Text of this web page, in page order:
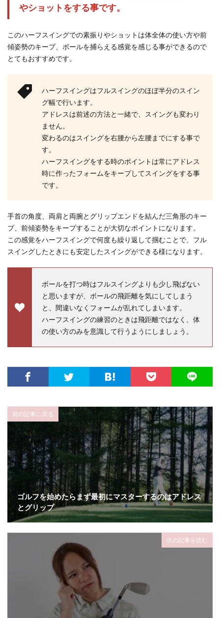
やショットをする事です。
このハーフスイングでの素振りやショットは体全体の使い方や前
傾姿勢のキープ、ボールを捕らえる感覚を感じる事ができるので
とてもおすすめです。
ハーフスイングはフルスイングのほぼ半分のスイン
グ幅で行います。
アドレスは前述の方法と一緒で、スイングも変わり
ません。
変わるのはスイングを右腰から左腰までにする事で
す。
ハーフスイングをする時のポイントは常にアドレス
時に作ったフォームをキープしてスイングをする事
です。
手首の角度、両肩と両腕とグリップエンドを結んだ三角形のキー
プ、前傾姿勢をキープすることが大切なポイントになります。
この感覚をハーフスイングで何度も繰り返して掴むことで、フル
スイングしたときにも安定したスイングができる様になります。
ボールを打つ時はフルスイングよりも少し飛ばない
と思いますが、ボールの飛距離を気にしてしまう
と、間違いなくフォームが乱れてしまいます。
ハーフスイングの練習のときは飛距離ではなく、体
の使い方のみを意識して行うようにしましょう。
前の記事に戻る
ゴルフを始めたらまず最初にマスターするのはアドレス
とグリップ
次の記事を読む